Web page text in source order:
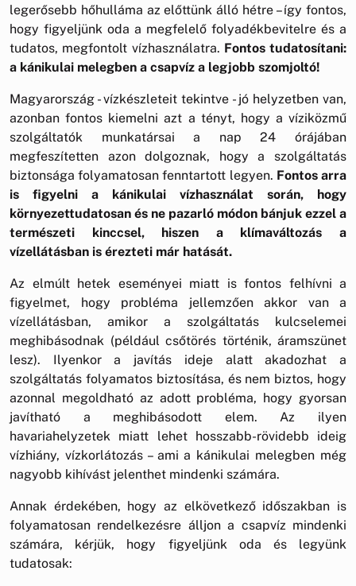
legerősebb hőhulláma az előttünk álló hétre – így fontos,
hogy figyeljünk oda a megfelelő folyadékbevitelre és a
tudatos, megfontolt vízhasználatra. Fontos tudatosítani:
a kánikulai melegben a csapvíz a legjobb szomjoltó!
Magyarország - vízkészleteit tekintve - jó helyzetben van,
azonban fontos kiemelni azt a tényt, hogy a víziközmű
szolgáltatók munkatársai a nap 24 órájában
megfeszítetten azon dolgoznak, hogy a szolgáltatás
biztonsága folyamatosan fenntartott legyen. Fontos arra
is figyelni a kánikulai vízhasználat során, hogy
környezettudatosan és ne pazarló módon bánjuk ezzel a
természeti kinccsel, hiszen a klímaváltozás a
vízellátásban is érezteti már hatását.
Az elmúlt hetek eseményei miatt is fontos felhívni a
figyelmet, hogy probléma jellemzően akkor van a
vízellátásban, amikor a szolgáltatás kulcselemei
meghibásodnak (például csőtörés történik, áramszünet
lesz). Ilyenkor a javítás ideje alatt akadozhat a
szolgáltatás folyamatos biztosítása, és nem biztos, hogy
azonnal megoldható az adott probléma, hogy gyorsan
javítható a meghibásodott elem. Az ilyen
havariahelyzetek miatt lehet hosszabb-rövidebb ideig
vízhiány, vízkorlátozás – ami a kánikulai melegben még
nagyobb kihívást jelenthet mindenki számára.
Annak érdekében, hogy az elkövetkező időszakban is
folyamatosan rendelkezésre álljon a csapvíz mindenki
számára, kérjük, hogy figyeljünk oda és legyünk
tudatosak: